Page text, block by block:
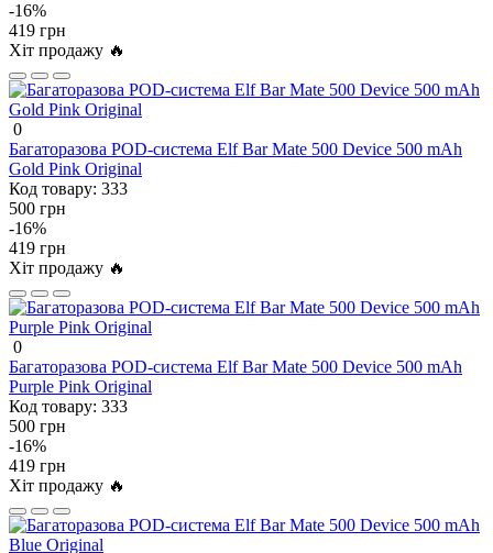
-16%
419 грн
Хіт продажу 🔥
0
Багаторазова POD-система Elf Bar Mate 500 Device 500 mAh
Gold Pink Original
Код товару: 333
500 грн
-16%
419 грн
Хіт продажу 🔥
0
Багаторазова POD-система Elf Bar Mate 500 Device 500 mAh
Purple Pink Original
Код товару: 333
500 грн
-16%
419 грн
Хіт продажу 🔥